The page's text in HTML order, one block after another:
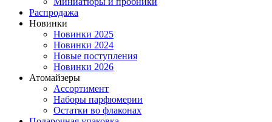
Распродажа
Новинки
Новинки 2025
Новинки 2024
Новые поступления
Новинки 2026
Атомайзеры
Ассортимент
Наборы парфюмерии
Остатки во флаконах